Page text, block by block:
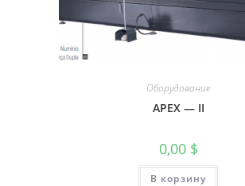
Оборудование
APEX — II
0,00 $
В корзину